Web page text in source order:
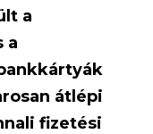
a
a
átlépi
fizetési